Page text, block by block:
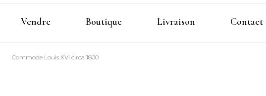
Vendre Boutique Livraison Contact
Commode Louis XVI circa 1800